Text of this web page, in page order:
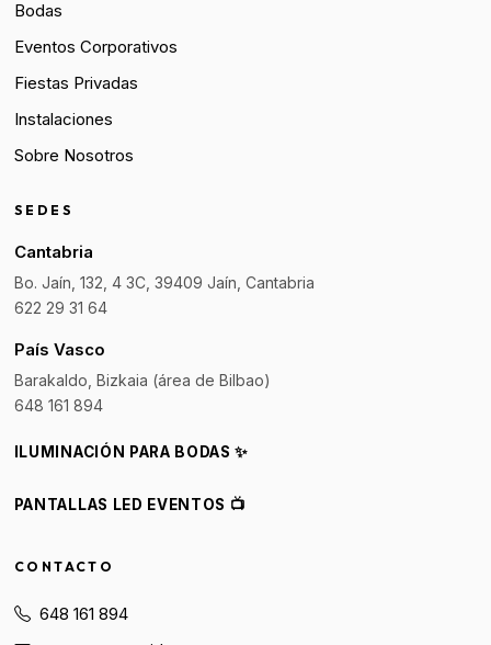
Bodas
Eventos Corporativos
Fiestas Privadas
Instalaciones
Sobre Nosotros
SEDES
Cantabria
Bo. Jaín, 132, 4 3C, 39409 Jaín, Cantabria
622 29 31 64
País Vasco
Barakaldo, Bizkaia (área de Bilbao)
648 161 894
ILUMINACIÓN PARA BODAS ✨
PANTALLAS LED EVENTOS 📺
CONTACTO
648 161 894